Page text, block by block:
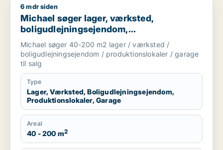
Michael søger lager, værksted, boligudlejningsejendom,
6 mdr siden
Michael søger lager, værksted,
boligudlejningsejendom,
produktionslokaler eller garage til salg i
København K, Vesterbro eller Amager
Michael søger 40-200 m2 lager / værksted /
boligudlejningsejendom / produktionslokaler / garage
til salg
Type
Lager, Værksted, Boligudlejningsejendom,
Produktionslokaler, Garage
Areal
40 - 200 m2